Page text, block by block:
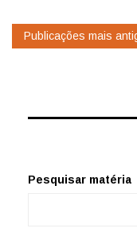
Navegação
Publicações mais
Pesquisar matéria